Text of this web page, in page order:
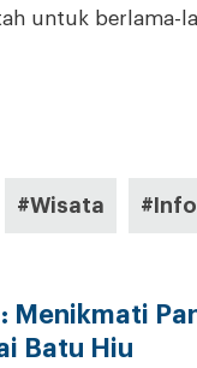
untuk berlama-
#Wisata
: Menikmati
Batu Hiu